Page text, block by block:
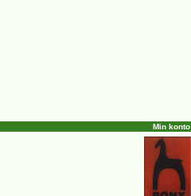
Min konto